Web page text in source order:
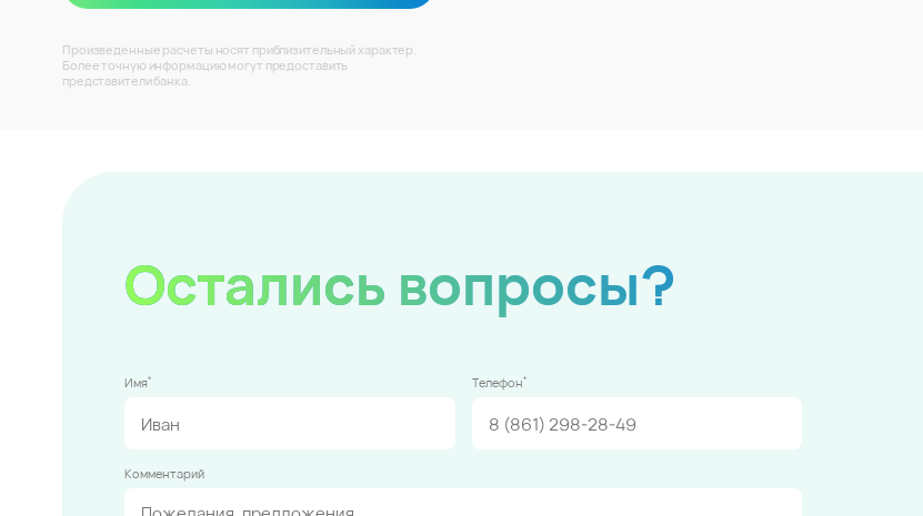
Произведенные расчеты носят приблизительный характер.
Более точную информацию могут предоставить
представители банка.
Остались вопросы?
Имя* Телефон*
Комментарий